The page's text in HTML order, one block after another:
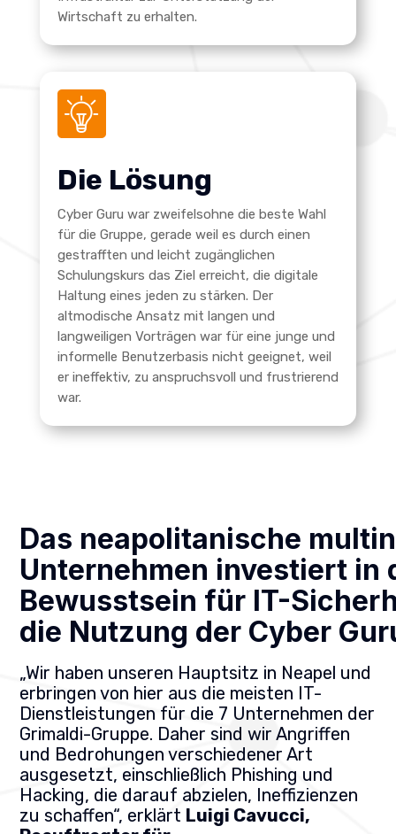
Wirtschaft zu erhalten.
Die Lösung
Cyber Guru war zweifelsohne die beste Wahl
für die Gruppe, gerade weil es durch einen
gestrafften und leicht zugänglichen
Schulungskurs das Ziel erreicht, die digitale
Haltung eines jeden zu stärken. Der
altmodische Ansatz mit langen und
langweiligen Vorträgen war für eine junge und
informelle Benutzerbasis nicht geeignet, weil
er ineffektiv, zu anspruchsvoll und frustrierend
war.
Das neapolitanische
Unternehmen investiert in
Bewusstsein für IT-
die Nutzung der Cyber
„Wir haben unseren Hauptsitz in Neapel und
erbringen von hier aus die meisten IT-
Dienstleistungen für die 7 Unternehmen der
Grimaldi-Gruppe. Daher sind wir Angriffen
und Bedrohungen verschiedener Art
ausgesetzt, einschließlich Phishing und
Hacking, die darauf abzielen, Ineffizienzen
zu schaffen“, erklärt Luigi Cavucci,